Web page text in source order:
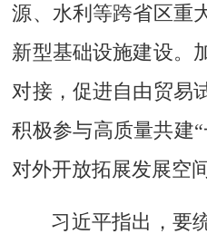
源、水利等跨省区重
新型基础设施建设。
对接，促进自由贸易
积极参与高质量共建
对外开放拓展发展空间
习近平指出，要